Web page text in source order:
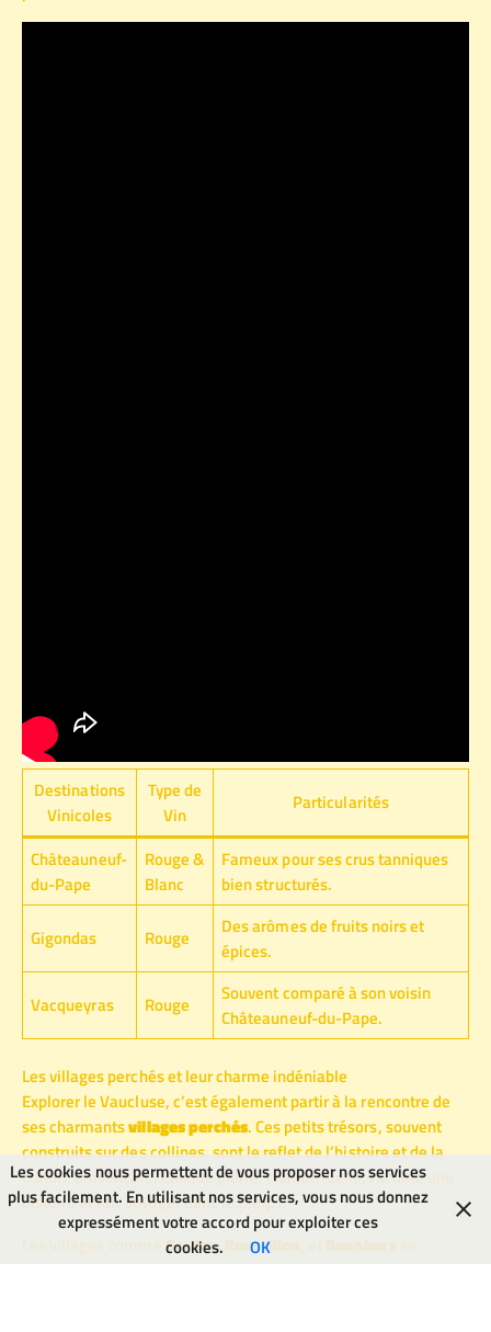
Destinations
Vinicoles
Type de
Vin
Particularités
Châteauneuf-
du-Pape
Rouge &
Blanc
Fameux pour ses crus tanniques
bien structurés.
Gigondas Rouge
Des arômes de fruits noirs et
épices.
Vacqueyras Rouge
Souvent comparé à son voisin
Châteauneuf-du-Pape.
Les villages perchés et leur charme indéniable
Explorer le Vaucluse, c’est également partir à la rencontre de
ses charmantsvillages perchés. Ces petits trésors, souvent
construits sur des collines, sont le reflet de l’histoire et de la
culture provençale. Chaque pierre, chaque ruelle, raconte une
histoire et fait voyager dans le temps.
Gordes, Roussillon
Les cookies nous permettent de vous proposer nos services
plus facilement. En utilisant nos services, vous nous donnez
expressément votre accord pour exploiter ces
cookies.
OK